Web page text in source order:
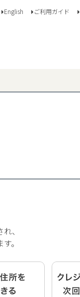
English ご利用ガイド
、
。